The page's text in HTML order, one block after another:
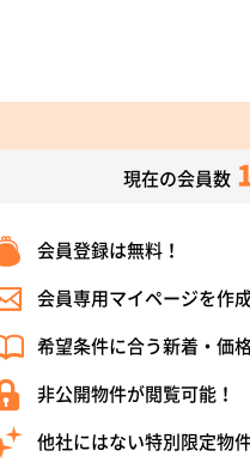
現在の会員数
会員登録は無料！
会員専用マイページを作
希望条件に合う新着・価
非公開物件が閲覧可能！
他社にはない特別限定物